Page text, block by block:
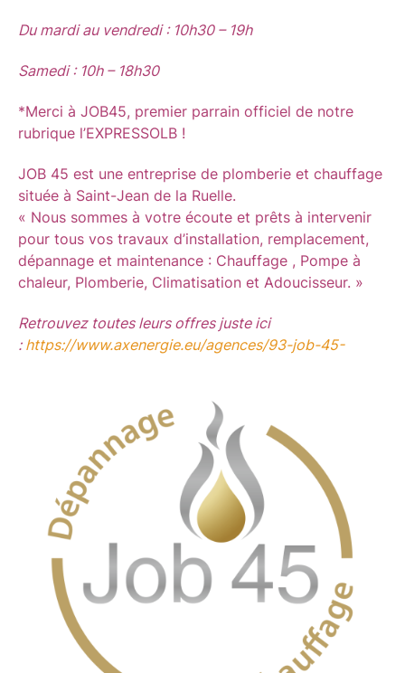
Du mardi au vendredi : 10h30 – 19h
Samedi : 10h – 18h30
*Merci à JOB45, premier parrain officiel de notre
rubrique l’EXPRESSOLB !
JOB 45 est une entreprise de plomberie et chauffage
située à Saint-Jean de la Ruelle.
« Nous sommes à votre écoute et prêts à intervenir
pour tous vos travaux d’installation, remplacement,
dépannage et maintenance : Chauffage , Pompe à
chaleur, Plomberie, Climatisation et Adoucisseur. »
Retrouvez toutes leurs offres juste ici
: https://www.axenergie.eu/agences/93-job-45-